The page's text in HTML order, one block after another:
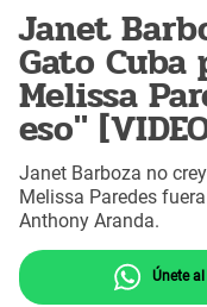
Janet
Gato Cuba
Melissa
eso"
Janet Barboza no
Melissa Paredes
Anthony Aranda.
Únete